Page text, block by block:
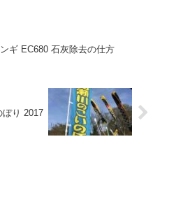
ギ EC680 石灰除去の仕方
ぼり 2017